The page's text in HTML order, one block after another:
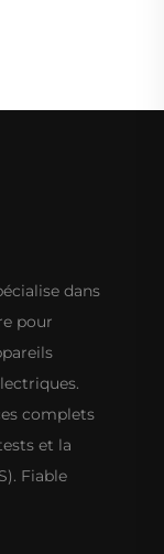
dans
pour
complets
et la
Fiable